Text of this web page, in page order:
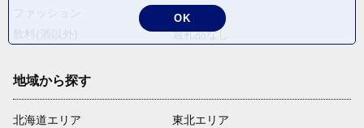
米・穀物
返礼品なし
地域から探す
北海道エリア
東北エリア
OK